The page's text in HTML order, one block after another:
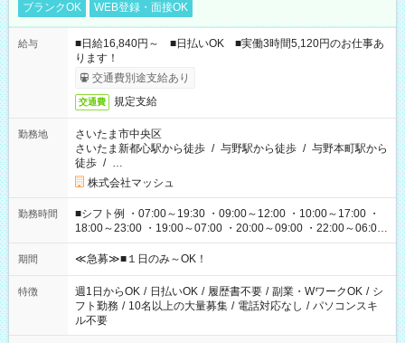
ブランクOK
WEB登録・面接OK
給与
■日給16,840円～ ■日払いOK ■実働3時間5,120円のお仕事あ
ります！
交通費別途支給あり
交通費 規定支給
勤務地
さいたま市中央区
さいたま新都心駅から徒歩 / 与野駅から徒歩 / 与野本町駅から
徒歩 / …
株式会社マッシュ
勤務時間
■シフト例 ・07:00～19:30 ・09:00～12:00 ・10:00～17:00 ・
18:00～23:00 ・19:00～07:00 ・20:00～09:00 ・22:00～06:00
etc ★最短で3時間で5,120円のお仕事から 15時間で2万円近く稼
げるお仕事も！ ご希望のお時間に合わせてご紹介！ ※シフトは
ください！
期間 ≪急募≫■１日のみ～OK！
特徴 週1日からOK / 日払いOK / 履歴書不要 / 副業・WワークOK / シ
フト勤務 / 10名以上の大量募集 / 電話対応なし / パソコンスキ
ル不要